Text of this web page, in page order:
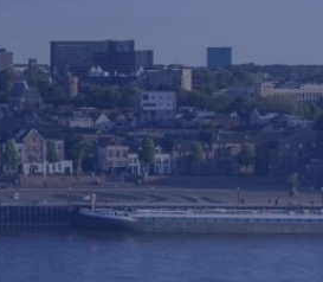
British Pound
India Rupee
Poland Zloty
Switzerland Franc